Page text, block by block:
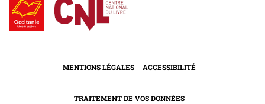
MENTIONS LÉGALES ACCESSIBILITÉ
TRAITEMENT DE VOS DONNÉES